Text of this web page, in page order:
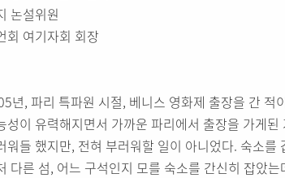
논설위원
회 여기자회 회장
년, 파리 특파원 시절, 베니스 영화제 출장을 간 적
성이 유력해지면서 가까운 파리에서 출장을 가게
워들 했지만, 전혀 부러워할 일이 아니었다. 숙소
다른 섬, 어느 구석인지 모를 숙소를 간신히 잡았